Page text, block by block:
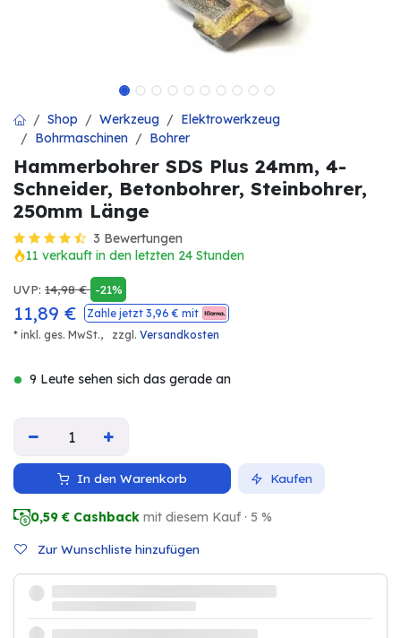
Shop Werkzeug
Elektrowerkzeug
Bohrmaschinen
Bohrer
Hammerbohrer SDS Plus 24mm, 4-
Schneider, Betonbohrer, Steinbohrer,
250mm Länge
3 Bewertungen
11 verkauft in den letzten 24 Stunden
UVP: 14,98€ -21%
11,89 € Zahle jetzt 3,96 € mit
* inkl. ges. MwSt.,
zzgl. Versandkosten
9 Leute sehen sich das gerade an
In den Warenkorb Kaufen
0,59 € Cashback mit diesem Kauf · 5 %
Zur Wunschliste hinzufügen